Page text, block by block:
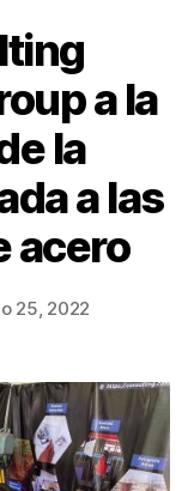
a la
la
a las
acero
25, 2022